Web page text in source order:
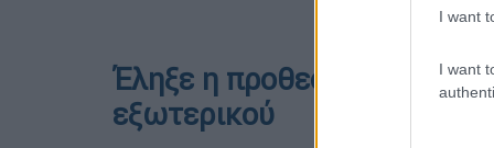
I want
I want
Έληξε η προθεσμία για
εξωτερικού